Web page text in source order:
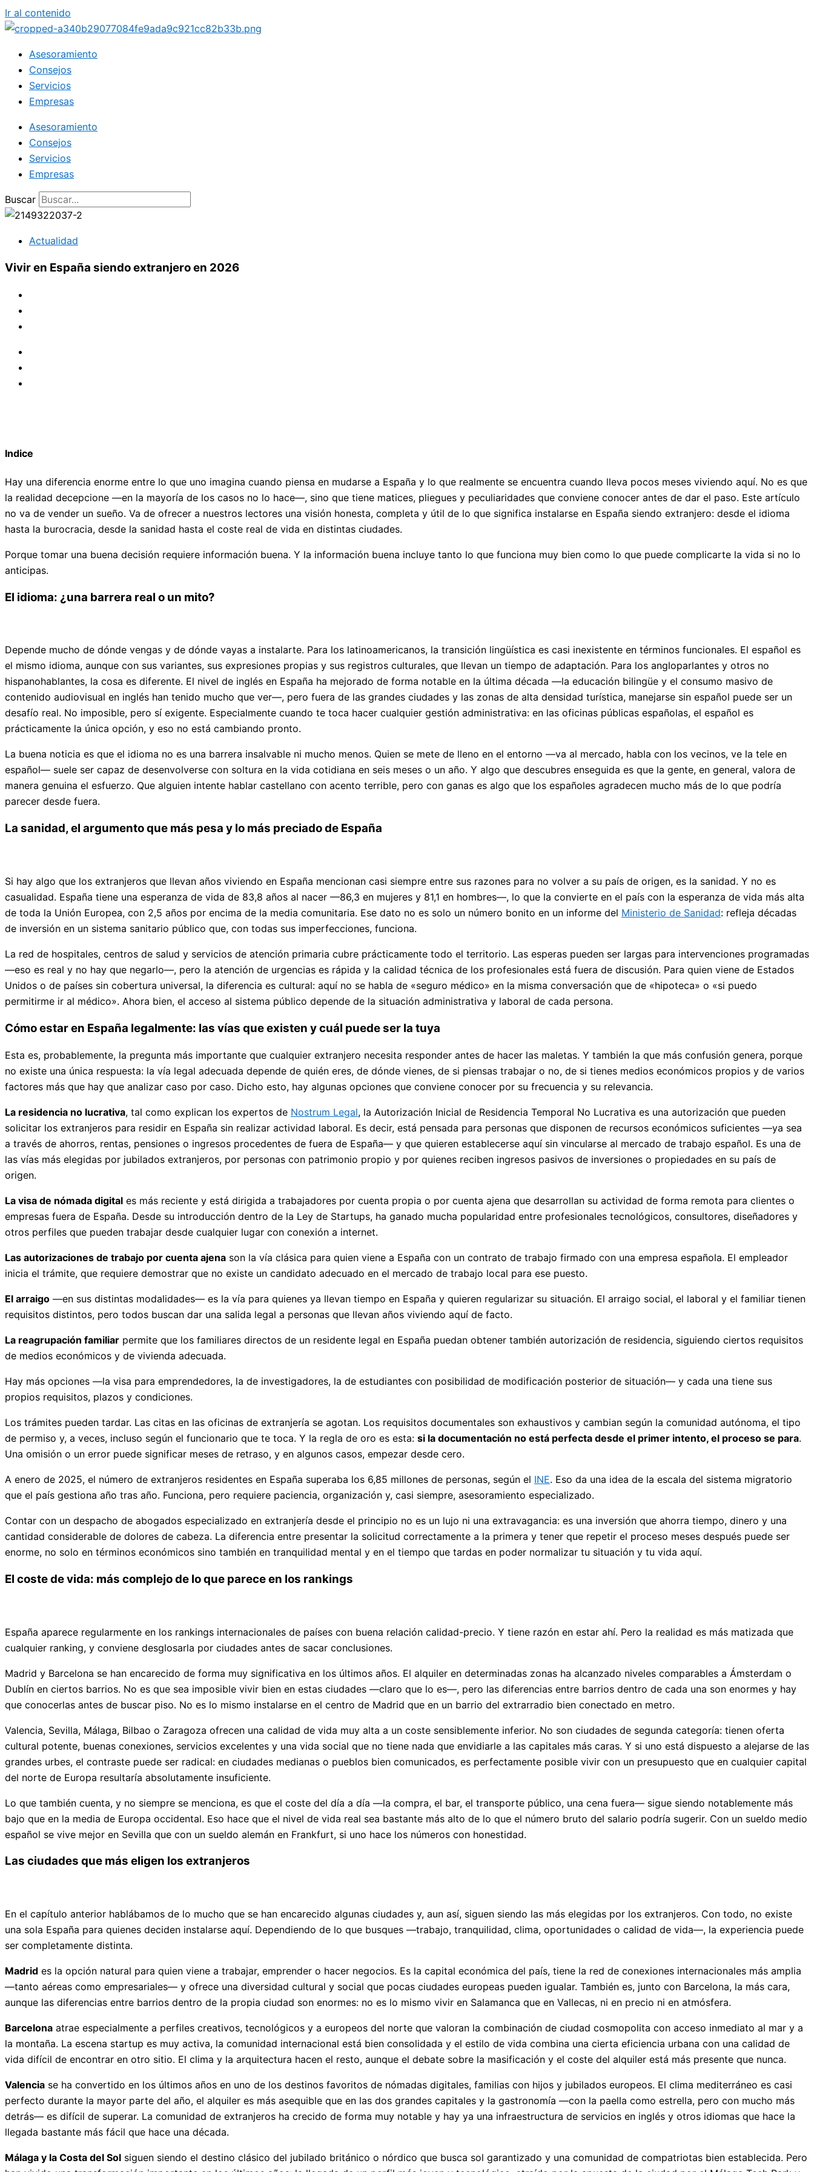
Ir al contenido
Asesoramiento
Consejos
Servicios
Empresas
Asesoramiento
Consejos
Servicios
Empresas
Buscar
Actualidad
Vivir en España siendo extranjero en 2026
Indice
Hay una diferencia enorme entre lo que uno imagina cuando piensa en mudarse a España y lo que realmente se encuentra cuando lleva pocos meses viviendo aquí. No es que
la realidad decepcione —en la mayoría de los casos no lo hace—, sino que tiene matices, pliegues y peculiaridades que conviene conocer antes de dar el paso. Este artículo
no va de vender un sueño. Va de ofrecer a nuestros lectores una visión honesta, completa y útil de lo que significa instalarse en España siendo extranjero: desde el idioma
hasta la burocracia, desde la sanidad hasta el coste real de vida en distintas ciudades.
Porque tomar una buena decisión requiere información buena. Y la información buena incluye tanto lo que funciona muy bien como lo que puede complicarte la vida si no lo
anticipas.
El idioma: ¿una barrera real o un mito?
Depende mucho de dónde vengas y de dónde vayas a instalarte. Para los latinoamericanos, la transición lingüística es casi inexistente en términos funcionales. El español es
el mismo idioma, aunque con sus variantes, sus expresiones propias y sus registros culturales, que llevan un tiempo de adaptación. Para los angloparlantes y otros no
hispanohablantes, la cosa es diferente. El nivel de inglés en España ha mejorado de forma notable en la última década —la educación bilingüe y el consumo masivo de
contenido audiovisual en inglés han tenido mucho que ver—, pero fuera de las grandes ciudades y las zonas de alta densidad turística, manejarse sin español puede ser un
desafío real. No imposible, pero sí exigente. Especialmente cuando te toca hacer cualquier gestión administrativa: en las oficinas públicas españolas, el español es
prácticamente la única opción, y eso no está cambiando pronto.
La buena noticia es que el idioma no es una barrera insalvable ni mucho menos. Quien se mete de lleno en el entorno —va al mercado, habla con los vecinos, ve la tele en
español— suele ser capaz de desenvolverse con soltura en la vida cotidiana en seis meses o un año. Y algo que descubres enseguida es que la gente, en general, valora de
manera genuina el esfuerzo. Que alguien intente hablar castellano con acento terrible, pero con ganas es algo que los españoles agradecen mucho más de lo que podría
parecer desde fuera.
La sanidad, el argumento que más pesa y lo más preciado de España
Si hay algo que los extranjeros que llevan años viviendo en España mencionan casi siempre entre sus razones para no volver a su país de origen, es la sanidad. Y no es
casualidad. España tiene una esperanza de vida de 83,8 años al nacer —86,3 en mujeres y 81,1 en hombres—, lo que la convierte en el país con la esperanza de vida más alta
de toda la Unión Europea, con 2,5 años por encima de la media comunitaria. Ese dato no es solo un número bonito en un informe del Ministerio de Sanidad: refleja décadas
de inversión en un sistema sanitario público que, con todas sus imperfecciones, funciona.
La red de hospitales, centros de salud y servicios de atención primaria cubre prácticamente todo el territorio. Las esperas pueden ser largas para intervenciones programadas
—eso es real y no hay que negarlo—, pero la atención de urgencias es rápida y la calidad técnica de los profesionales está fuera de discusión. Para quien viene de Estados
Unidos o de países sin cobertura universal, la diferencia es cultural: aquí no se habla de «seguro médico» en la misma conversación que de «hipoteca» o «si puedo
permitirme ir al médico». Ahora bien, el acceso al sistema público depende de la situación administrativa y laboral de cada persona.
Cómo estar en España legalmente: las vías que existen y cuál puede ser la tuya
Esta es, probablemente, la pregunta más importante que cualquier extranjero necesita responder antes de hacer las maletas. Y también la que más confusión genera, porque
no existe una única respuesta: la vía legal adecuada depende de quién eres, de dónde vienes, de si piensas trabajar o no, de si tienes medios económicos propios y de varios
factores más que hay que analizar caso por caso. Dicho esto, hay algunas opciones que conviene conocer por su frecuencia y su relevancia.
La residencia no lucrativa, tal como explican los expertos de Nostrum Legal, la Autorización Inicial de Residencia Temporal No Lucrativa es una autorización que pueden
solicitar los extranjeros para residir en España sin realizar actividad laboral. Es decir, está pensada para personas que disponen de recursos económicos suficientes —ya sea
a través de ahorros, rentas, pensiones o ingresos procedentes de fuera de España— y que quieren establecerse aquí sin vincularse al mercado de trabajo español. Es una de
las vías más elegidas por jubilados extranjeros, por personas con patrimonio propio y por quienes reciben ingresos pasivos de inversiones o propiedades en su país de
origen.
La visa de nómada digital es más reciente y está dirigida a trabajadores por cuenta propia o por cuenta ajena que desarrollan su actividad de forma remota para clientes o
empresas fuera de España. Desde su introducción dentro de la Ley de Startups, ha ganado mucha popularidad entre profesionales tecnológicos, consultores, diseñadores y
otros perfiles que pueden trabajar desde cualquier lugar con conexión a internet.
Las autorizaciones de trabajo por cuenta ajena son la vía clásica para quien viene a España con un contrato de trabajo firmado con una empresa española. El empleador
inicia el trámite, que requiere demostrar que no existe un candidato adecuado en el mercado de trabajo local para ese puesto.
El arraigo —en sus distintas modalidades— es la vía para quienes ya llevan tiempo en España y quieren regularizar su situación. El arraigo social, el laboral y el familiar tienen
requisitos distintos, pero todos buscan dar una salida legal a personas que llevan años viviendo aquí de facto.
La reagrupación familiar permite que los familiares directos de un residente legal en España puedan obtener también autorización de residencia, siguiendo ciertos requisitos
de medios económicos y de vivienda adecuada.
Hay más opciones —la visa para emprendedores, la de investigadores, la de estudiantes con posibilidad de modificación posterior de situación— y cada una tiene sus
propios requisitos, plazos y condiciones.
Los trámites pueden tardar. Las citas en las oficinas de extranjería se agotan. Los requisitos documentales son exhaustivos y cambian según la comunidad autónoma, el tipo
de permiso y, a veces, incluso según el funcionario que te toca. Y la regla de oro es esta: si la documentación no está perfecta desde el primer intento, el proceso se para.
Una omisión o un error puede significar meses de retraso, y en algunos casos, empezar desde cero.
A enero de 2025, el número de extranjeros residentes en España superaba los 6,85 millones de personas, según el INE. Eso da una idea de la escala del sistema migratorio
que el país gestiona año tras año. Funciona, pero requiere paciencia, organización y, casi siempre, asesoramiento especializado.
Contar con un despacho de abogados especializado en extranjería desde el principio no es un lujo ni una extravagancia: es una inversión que ahorra tiempo, dinero y una
cantidad considerable de dolores de cabeza. La diferencia entre presentar la solicitud correctamente a la primera y tener que repetir el proceso meses después puede ser
enorme, no solo en términos económicos sino también en tranquilidad mental y en el tiempo que tardas en poder normalizar tu situación y tu vida aquí.
El coste de vida: más complejo de lo que parece en los rankings
España aparece regularmente en los rankings internacionales de países con buena relación calidad-precio. Y tiene razón en estar ahí. Pero la realidad es más matizada que
cualquier ranking, y conviene desglosarla por ciudades antes de sacar conclusiones.
Madrid y Barcelona se han encarecido de forma muy significativa en los últimos años. El alquiler en determinadas zonas ha alcanzado niveles comparables a Ámsterdam o
Dublín en ciertos barrios. No es que sea imposible vivir bien en estas ciudades —claro que lo es—, pero las diferencias entre barrios dentro de cada una son enormes y hay
que conocerlas antes de buscar piso. No es lo mismo instalarse en el centro de Madrid que en un barrio del extrarradio bien conectado en metro.
Valencia, Sevilla, Málaga, Bilbao o Zaragoza ofrecen una calidad de vida muy alta a un coste sensiblemente inferior. No son ciudades de segunda categoría: tienen oferta
cultural potente, buenas conexiones, servicios excelentes y una vida social que no tiene nada que envidiarle a las capitales más caras. Y si uno está dispuesto a alejarse de las
grandes urbes, el contraste puede ser radical: en ciudades medianas o pueblos bien comunicados, es perfectamente posible vivir con un presupuesto que en cualquier capital
del norte de Europa resultaría absolutamente insuficiente.
Lo que también cuenta, y no siempre se menciona, es que el coste del día a día —la compra, el bar, el transporte público, una cena fuera— sigue siendo notablemente más
bajo que en la media de Europa occidental. Eso hace que el nivel de vida real sea bastante más alto de lo que el número bruto del salario podría sugerir. Con un sueldo medio
español se vive mejor en Sevilla que con un sueldo alemán en Frankfurt, si uno hace los números con honestidad.
Las ciudades que más eligen los extranjeros
En el capítulo anterior hablábamos de lo mucho que se han encarecido algunas ciudades y, aun así, siguen siendo las más elegidas por los extranjeros. Con todo, no existe
una sola España para quienes deciden instalarse aquí. Dependiendo de lo que busques —trabajo, tranquilidad, clima, oportunidades o calidad de vida—, la experiencia puede
ser completamente distinta.
Madrid es la opción natural para quien viene a trabajar, emprender o hacer negocios. Es la capital económica del país, tiene la red de conexiones internacionales más amplia
—tanto aéreas como empresariales— y ofrece una diversidad cultural y social que pocas ciudades europeas pueden igualar. También es, junto con Barcelona, la más cara,
aunque las diferencias entre barrios dentro de la propia ciudad son enormes: no es lo mismo vivir en Salamanca que en Vallecas, ni en precio ni en atmósfera.
Barcelona atrae especialmente a perfiles creativos, tecnológicos y a europeos del norte que valoran la combinación de ciudad cosmopolita con acceso inmediato al mar y a
la montaña. La escena startup es muy activa, la comunidad internacional está bien consolidada y el estilo de vida combina una cierta eficiencia urbana con una calidad de
vida difícil de encontrar en otro sitio. El clima y la arquitectura hacen el resto, aunque el debate sobre la masificación y el coste del alquiler está más presente que nunca.
Valencia se ha convertido en los últimos años en uno de los destinos favoritos de nómadas digitales, familias con hijos y jubilados europeos. El clima mediterráneo es casi
perfecto durante la mayor parte del año, el alquiler es más asequible que en las dos grandes capitales y la gastronomía —con la paella como estrella, pero con mucho más
detrás— es difícil de superar. La comunidad de extranjeros ha crecido de forma muy notable y hay ya una infraestructura de servicios en inglés y otros idiomas que hace la
llegada bastante más fácil que hace una década.
Málaga y la Costa del Sol siguen siendo el destino clásico del jubilado británico o nórdico que busca sol garantizado y una comunidad de compatriotas bien establecida. Pero